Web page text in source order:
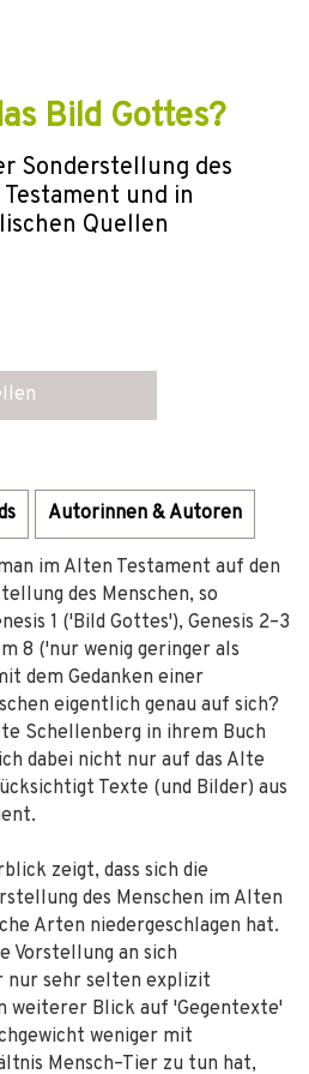
Bild Gottes?
Sonderstellung des
und in
Quellen
Autorinnen & Autoren
im Alten Testament auf den
des Menschen, so
1 ('Bild Gottes'), Genesis 2–3
8 ('nur wenig geringer als
dem Gedanken einer
eigentlich genau auf sich?
Schellenberg in ihrem Buch
dabei nicht nur auf das Alte
Texte (und Bilder) aus
zeigt, dass sich die
des Menschen im Alten
Arten niedergeschlagen hat.
Vorstellung an sich
sehr selten explizit
weiterer Blick auf 'Gegentexte'
weniger mit
Mensch–Tier zu tun hat,